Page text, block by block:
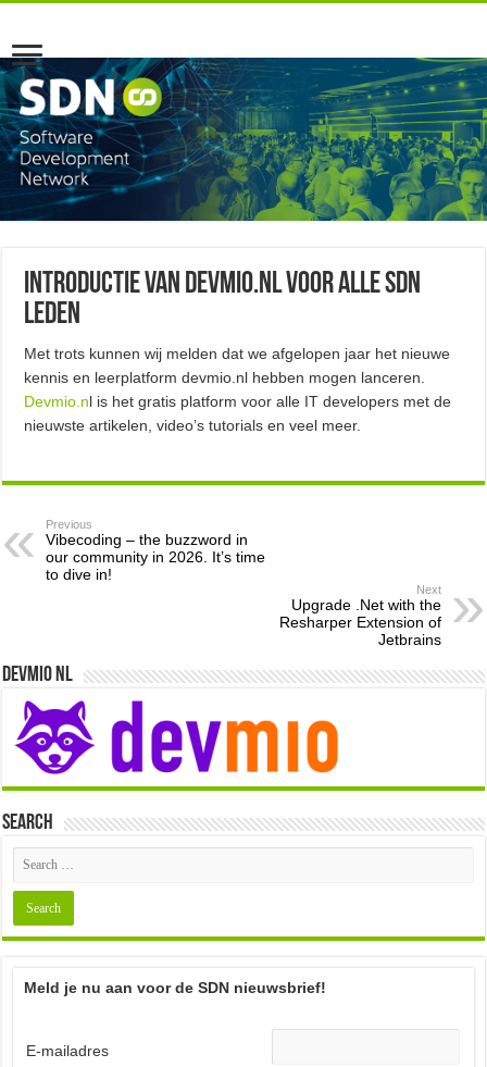
Introductie van Devmio.nl voor alle SDN
leden
Met trots kunnen wij melden dat we afgelopen jaar het nieuwe
kennis en leerplatform devmio.nl hebben mogen lanceren.
Devmio.nl is het gratis platform voor alle IT developers met de
nieuwste artikelen, video’s tutorials en veel meer.
Previous
Vibecoding – the buzzword in
our community in 2026. It’s time
to dive in!
Next
Upgrade .Net with the
Resharper Extension of
Jetbrains
Devmio NL
Search
Meld je nu aan voor de SDN nieuwsbrief!
E-mailadres